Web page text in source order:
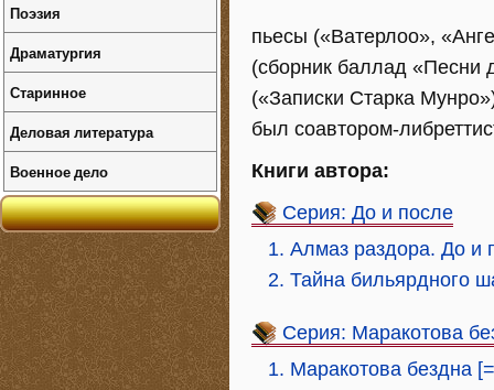
пьесы («Ватерлоо»,
(сборник баллад «Песни
(«Записки Старка
был соавтором-
Книги автора:
Серия: До и после
1. Алмаз раздора. До и
2. Тайна бильярдного
Серия: Маракотова
1. Маракотова бездна
Поэзия
Драматургия
Старинное
Деловая литература
Военное дело